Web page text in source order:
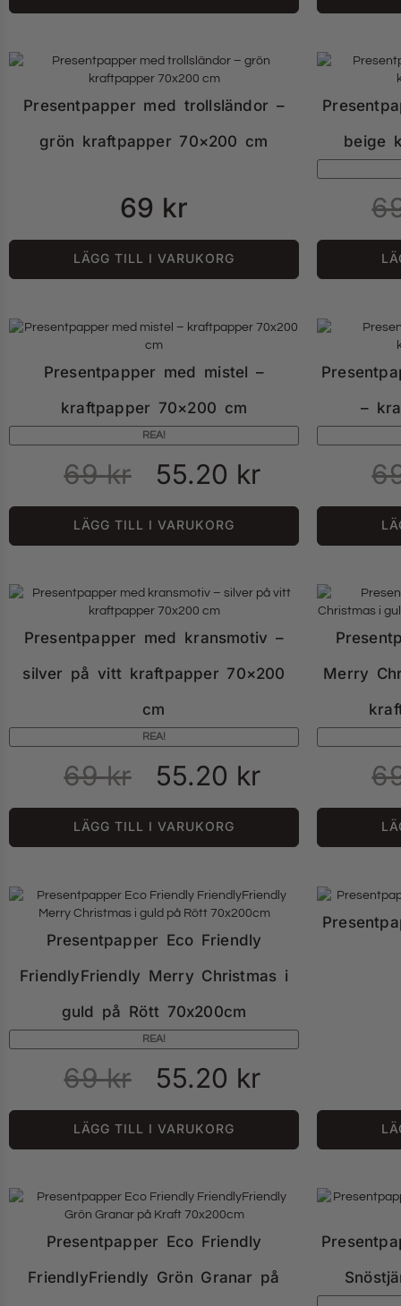
Presentpapper med trollsländor –
grön kraftpapper 70×200 cm
69 kr
LÄGG TILL I VARUKORG
beige
Presentpapper med mistel –
kraftpapper 70×200 cm
REA!
69kr 55.20 kr
LÄGG TILL I VARUKORG
–
Presentpapper med kransmotiv –
silver på vitt kraftpapper 70×200
cm
REA!
69kr 55.20 kr
LÄGG TILL I VARUKORG
Merry
Presentpapper Eco Friendly
FriendlyFriendly Merry Christmas i
guld på Rött 70x200cm
REA!
69kr 55.20 kr
LÄGG TILL I VARUKORG
Presentpapper Eco Friendly
FriendlyFriendly Grön Granar på